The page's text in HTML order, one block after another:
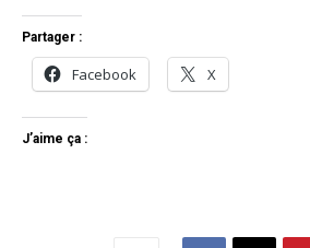
Partager :
Facebook X
J’aime ça :